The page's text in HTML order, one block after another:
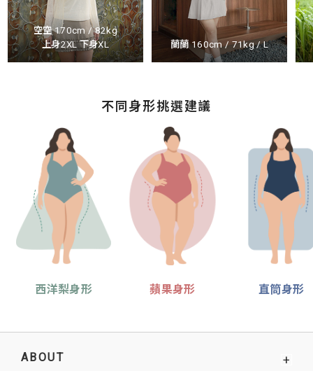
空空 170cm / 82kg
上身2XL 下身XL
蘭蘭 160cm / 71kg / L
不同身形挑選建議
西洋梨身形 蘋果身形 直筒身形
ABOUT +